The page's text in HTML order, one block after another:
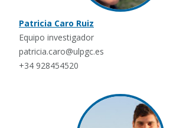
Patricia Caro Ruiz
Equipo investigador
patricia.caro@ulpgc.es
+34 928454520